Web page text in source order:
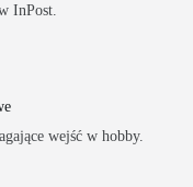
InPost.
wejść w hobby.